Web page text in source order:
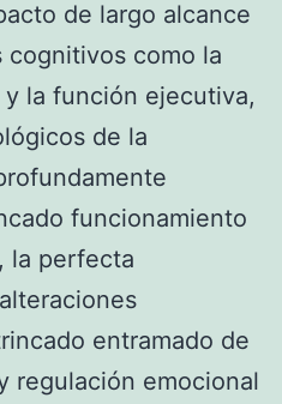
de largo alcance
cognitivos como la
la función ejecutiva,
de la
funcionamiento
la perfecta
entramado de
regulación emocional